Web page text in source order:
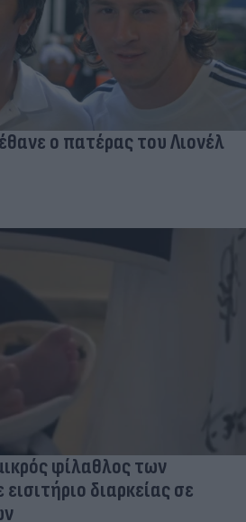
ο πατέρας του Λιονέλ
φίλαθλος των
διαρκείας σε